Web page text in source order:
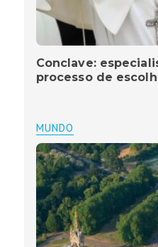
Conclave:
processo de
MUNDO